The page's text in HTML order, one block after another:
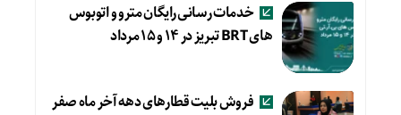
خدمات رسانی رایگان مترو و اتوبوس
های BRT تبریز در ۱۴ و ۱۵ مرداد
فروش بلیت قطارهای دهه آخر ماه صفر